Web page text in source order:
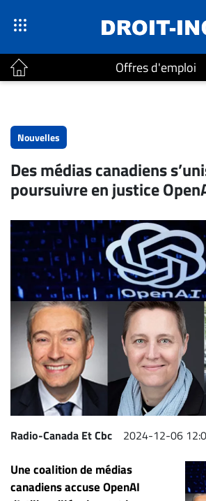
Offres d'emploi
Accueil
Continu
Nominations
Bureaux
Conseillers
Juridiques
Campus
Carrière
Archives
CARRIÈRE
ET
EMPLOIS
AVOCATS
JURISTES
Offres
Nouvelles
Des médias canadiens
poursuivre en justice
Radio-Canada Et Cbc 2024-12-06
Une coalition de médias
canadiens accuse OpenAI